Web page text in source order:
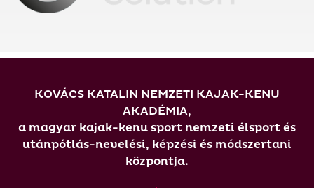
KOVÁCS KATALIN NEMZETI KAJAK-KENU
AKADÉMIA,
a magyar kajak-kenu sport nemzeti élsport és
utánpótlás-nevelési, képzési és módszertani
központja.